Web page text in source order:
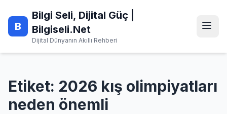
content
B
Bilgi Seli, Dijital Güç |
Bilgiseli.Net
Dijital Dünyanın Akıllı Rehberi
Etiket: 2026 kış olimpiyatları
neden önemli